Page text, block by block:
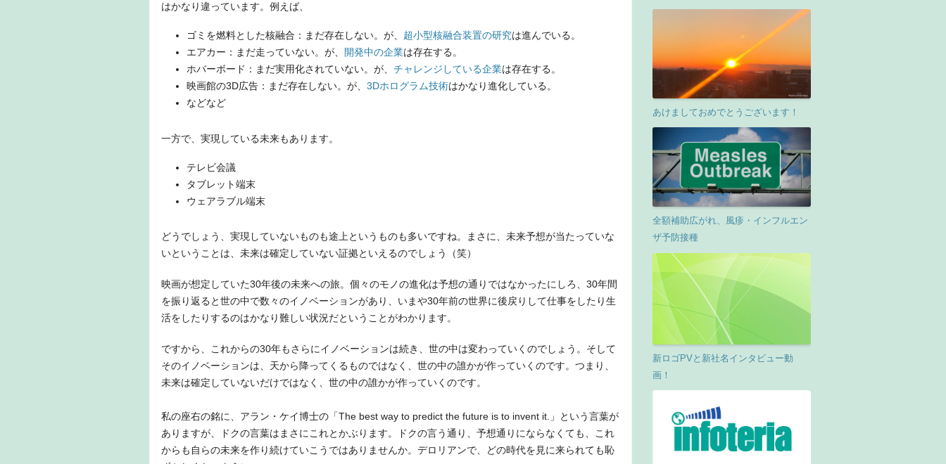
はかなり違っています。例えば、
ゴミを燃料とした核融合：まだ存在しない。が、 超小型核融合装置の研究は進んでいる。
エアカー：まだ走っていない。が、
開発中の企業は存在する。
ホバーボード：まだ実用化されていない。が、 チャレンジしている企業は存在する。
映画館の3D広告：まだ存在しない。が、 3Dホログラム技術はかなり進化している。
などなど
一方で、実現している未来もあります。
テレビ会議
タブレット端末
ウェアラブル端末
どうでしょう、実現していないものも途上というものも多いですね。まさに、未来予想が当たっていな
いということは、未来は確定していない証拠といえるのでしょう（笑）
映画が想定していた30年後の未来への旅。個々のモノの進化は予想の通りではなかったにしろ、30年間
を振り返ると世の中で数々のイノベーションがあり、いまや30年前の世界に後戻りして仕事をしたり生
活をしたりするのはかなり難しい状況だということがわかります。
ですから、これからの30年もさらにイノベーションは続き、世の中は変わっていくのでしょう。そして
そのイノベーションは、天から降ってくるものではなく、世の中の誰かが作っていくのです。つまり、
未来は確定していないだけではなく、世の中の誰かが作っていくのです。
私の座右の銘に、アラン・ケイ博士の「The best way to predict the future is to invent it.」という言葉が
ありますが、ドクの言葉はまさにこれとかぶります。ドクの言う通り、予想通りにならなくても、これ
からも自らの未来を作り続けていこうではありませんか。デロリアンで、どの時代を見に来られても恥
あけましておめでとうございます！
全額補助広がれ、風疹・インフルエン
ザ予防接種
新ロゴPVと新社名インタビュー動
画！